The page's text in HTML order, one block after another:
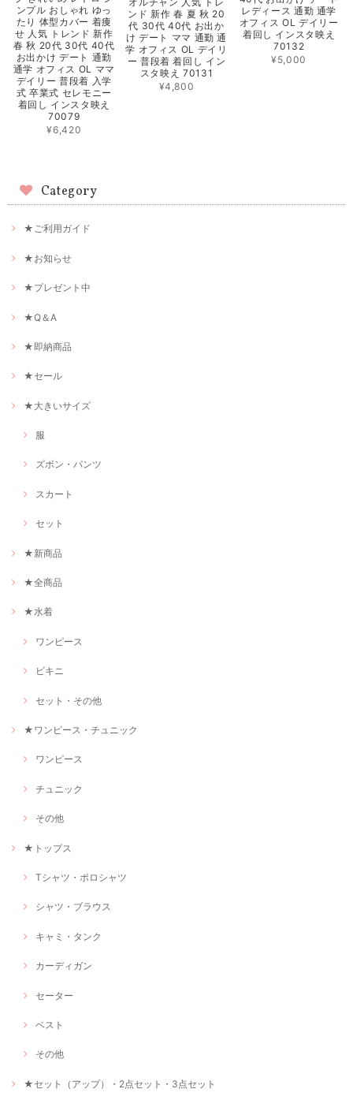
ンプル おしゃれ ゆっ
たり 体型カバー 着痩
せ 人気 トレンド 新作
春 秋 20代 30代 40代
お出かけ デート 通勤
通学 オフィス OL ママ
デイリー 普段着 入学
式 卒業式 セレモニー
着回し インスタ映え
70079
¥6,420
ンド 新作 春 夏 秋 20
代 30代 40代 お出か
け デート ママ 通勤 通
学 オフィス OL デイリ
ー 普段着 着回し イン
スタ映え 70131
¥4,800
レディース 通勤 通学
オフィス OL デイリー
着回し インスタ映え
70132
¥5,000
Category
★ご利用ガイド
★お知らせ
★プレゼント中
★Q＆A
★即納商品
★セール
★大きいサイズ
服
ズボン・パンツ
スカート
セット
★新商品
★全商品
★水着
ワンピース
ビキニ
セット・その他
★ワンピース・チュニック
ワンピース
チュニック
その他
★トップス
Tシャツ・ポロシャツ
シャツ・ブラウス
キャミ・タンク
カーディガン
セーター
ベスト
その他
★セット（アップ）・2点セット・3点セット